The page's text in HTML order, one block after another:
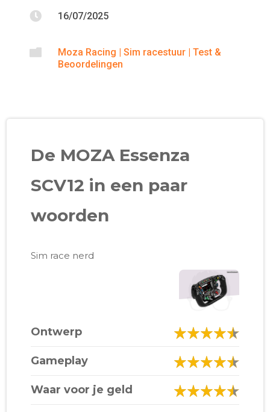
 16/07/2025
 Moza Racing | Sim racestuur | Test &
Beoordelingen
De MOZA Essenza
SCV12 in een paar
woorden
Sim race nerd
Ontwerp
Gameplay
Waar voor je geld